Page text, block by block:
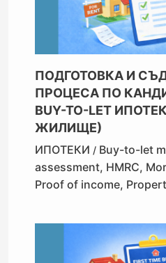
ПОДГОТОВКА И
ПРОЦЕСА ПО
BUY-TO-LET
ЖИЛИЩЕ)
ИПОТЕКИ / Buy-to-let
assessment, HMRC,
Proof of income,